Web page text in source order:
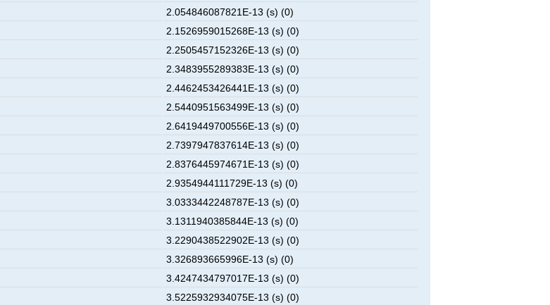
2.054846087821E-13 (s) (0)
2.1526959015268E-13 (s) (0)
2.2505457152326E-13 (s) (0)
2.3483955289383E-13 (s) (0)
2.4462453426441E-13 (s) (0)
2.5440951563499E-13 (s) (0)
2.6419449700556E-13 (s) (0)
2.7397947837614E-13 (s) (0)
2.8376445974671E-13 (s) (0)
2.9354944111729E-13 (s) (0)
3.0333442248787E-13 (s) (0)
3.1311940385844E-13 (s) (0)
3.2290438522902E-13 (s) (0)
3.326893665996E-13 (s) (0)
3.4247434797017E-13 (s) (0)
3.5225932934075E-13 (s) (0)